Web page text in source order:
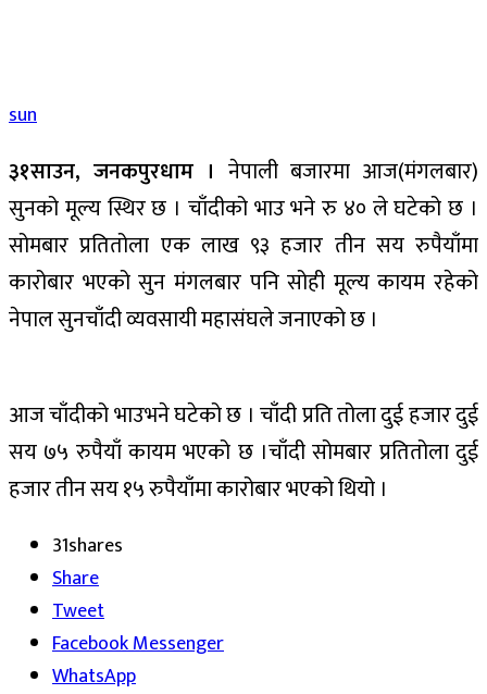
sun
३१साउन, जनकपुरधाम । नेपाली बजारमा आज(मंगलबार)
सुनको मूल्य स्थिर छ । चाँदीको भाउ भने रु ४० ले घटेको छ ।
सोमबार प्रतितोला एक लाख ९३ हजार तीन सय रुपैयाँमा
कारोबार भएको सुन मंगलबार पनि सोही मूल्य कायम रहेको
नेपाल सुनचाँदी व्यवसायी महासंघले जनाएको छ ।
आज चाँदीको भाउभने घटेको छ । चाँदी प्रति तोला दुई हजार दुई
सय ७५ रुपैयाँ कायम भएको छ ।चाँदी सोमबार प्रतितोला दुई
हजार तीन सय १५ रुपैयाँमा कारोबार भएको थियो ।
31shares
Share
Tweet
Facebook Messenger
WhatsApp